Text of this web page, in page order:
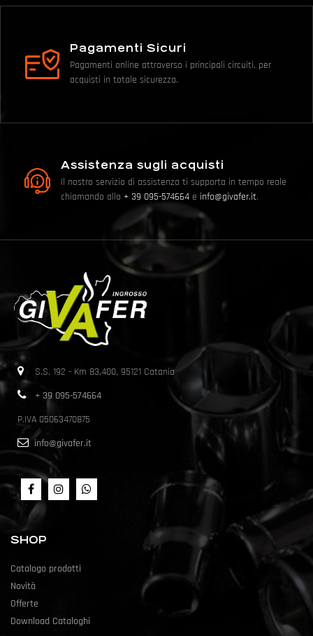
Pagamenti Sicuri
Pagamenti online attraverso i principali circuiti, per
acquisti in totale sicurezza.
Assistenza sugli acquisti
Il nostro servizio di assistenza ti supporta in tempo reale
chiamando allo + 39 095-574664 e info@givafer.it.
S.S. 192 - Km 83,400, 95121 Catania
+ 39 095-574664
P.IVA 05063470875
info@givafer.it
SHOP
Catalogo prodotti
Novità
Offerte
Download Cataloghi